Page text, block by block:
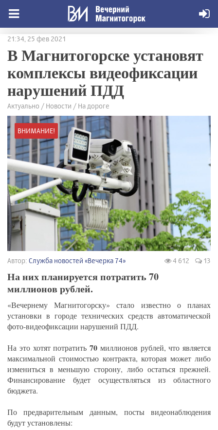
21:34, 25 фев 2021
В Магнитогорске установят
комплексы видеофиксации
нарушений ПДД
Актуально / Новости / На дороге
ВНИМАНИЕ!
Автор: Служба новостей «Вечерка 74» 4 612 13
На них планируется потратить 70
миллионов рублей.
«Вечернему Магнитогорску» стало известно о планах
установки в городе технических средств автоматической
фото-видеофиксации нарушений ПДД.
На это хотят потратить 70 миллионов рублей, что является
максимальной стоимостью контракта, которая может либо
измениться в меньшую сторону, либо остаться прежней.
Финансирование будет осуществляться из областного
бюджета.
По предварительным данным, посты видеонаблюдения
будут установлены: